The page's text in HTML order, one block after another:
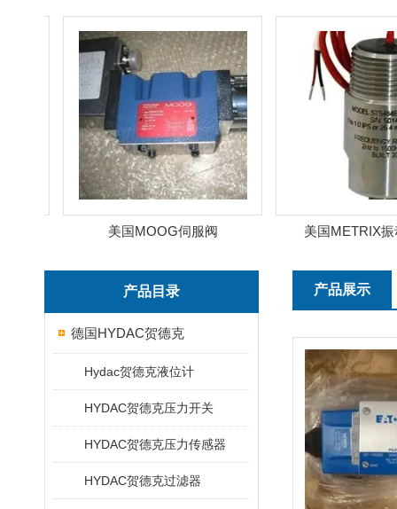
美国MOOG伺服阀 美国METRIX振动
产品目录
德国HYDAC贺德克
Hydac贺德克液位计
HYDAC贺德克压力开关
HYDAC贺德克压力传感器
HYDAC贺德克过滤器
产品展示